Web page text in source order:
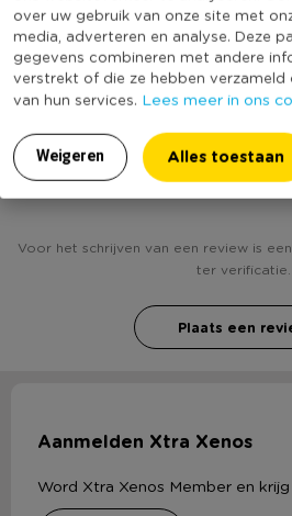
over uw gebruik van onze site met
media, adverteren en analyse. Deze
gegevens combineren met andere
verstrekt of die ze hebben verzameld
van hun services. Lees meer in ons
Weigeren Alles toestaan
Duurzaamheidsscore
Heb jij Snackbakje - goud -
review!
Voor het schrijven van een review is
ter verificatie.
Plaats een
Aanmelden Xtra Xenos
Word Xtra Xenos Member en